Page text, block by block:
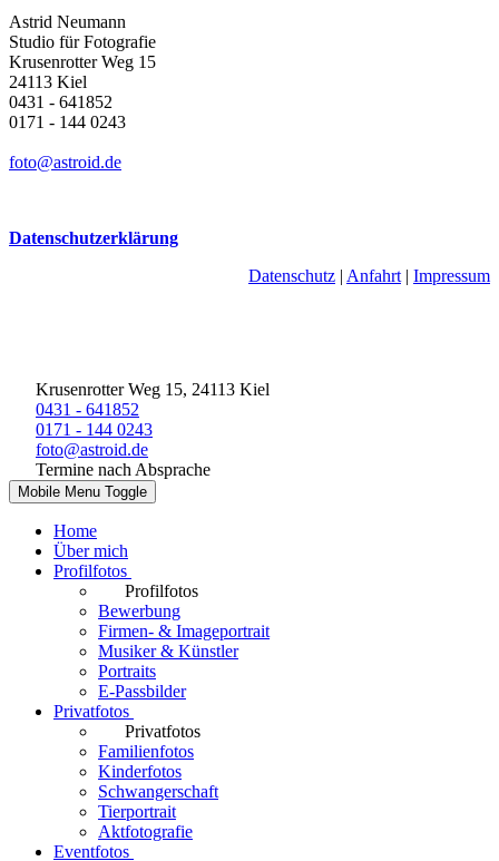
Astrid Neumann
Studio für Fotografie
Krusenrotter Weg 15
24113 Kiel
0431 - 641852
0171 - 144 0243
foto@astroid.de
Datenschutzerklärung
Datenschutz | Anfahrt | Impressum
Krusenrotter Weg 15, 24113 Kiel
0431 - 641852
0171 - 144 0243
foto@astroid.de
Termine nach Absprache
Mobile Menu Toggle
Home
Über mich
Profilfotos
Profilfotos
Bewerbung
Firmen- & Imageportrait
Musiker & Künstler
Portraits
E-Passbilder
Privatfotos
Privatfotos
Familienfotos
Kinderfotos
Schwangerschaft
Tierportrait
Aktfotografie
Eventfotos